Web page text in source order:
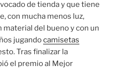
de tienda y que tiene
con mucha menos luz,
material del bueno y con un
jugandocamisetas
Tras finalizar la
el premio al Mejor